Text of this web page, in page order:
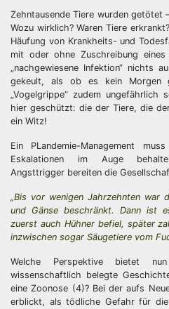
Zehntausende Tiere wurden
Wozu wirklich? Waren Tiere
Häufung von Krankheits- und
mit oder ohne Zuschreibung
„nachgewiesene Infektion“ nichts
gekeult, als ob es kein Morgen
„Vogelgrippe“ zudem ungefährlich
hier geschützt: die der Tiere, die
ein Witz!
Ein PLandemie-Management
Eskalationen im Auge
Angsttrigger bereiten die
„Bis vor wenigen Jahrzehnten war
und Gänse beschränkt. Dann ist
zuerst auch Hühner befiel, später
inzwischen sogar Säugetiere vom
Welche Perspektive bietet
wissenschaftlich belegte
eine Zoonose (4)? Bei der aufs
erblickt, als tödliche Gefahr für